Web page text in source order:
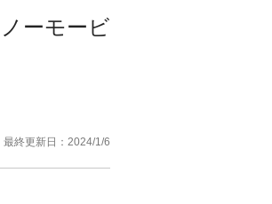
ーモービ
最終更新日： 2024/1/6